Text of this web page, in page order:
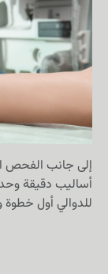
إلى جانب الفحص
أساليب دقيقة
للدوالي أول خطوة